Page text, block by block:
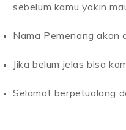
sebelum kamu yakin
Nama Pemenang akan
Jika belum jelas bisa
Selamat berpetualang